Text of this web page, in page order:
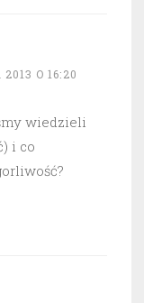
O 16:20
wiedzieli
i co